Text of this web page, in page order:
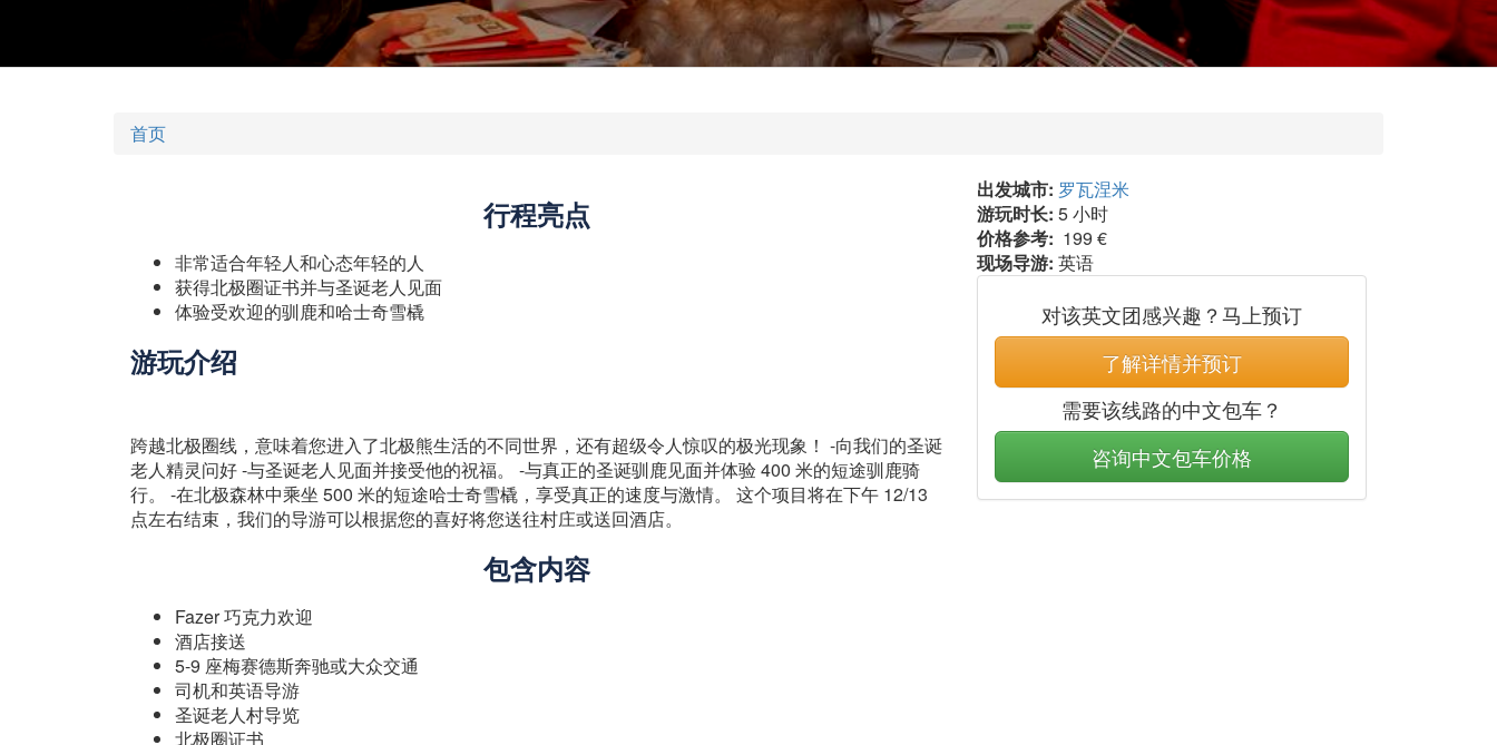
首页
行程亮点
非常适合年轻人和心态年轻的人
获得北极圈证书并与圣诞老人见面
体验受欢迎的驯鹿和哈士奇雪橇
游玩介绍
跨越北极圈线，意味着您进入了北极熊生活的不同世界，还有超级令人惊叹的极光现象！ -向我们的圣诞
老人精灵问好 -与圣诞老人见面并接受他的祝福。 -与真正的圣诞驯鹿见面并体验 400 米的短途驯鹿骑
行。 -在北极森林中乘坐 500 米的短途哈士奇雪橇，享受真正的速度与激情。 这个项目将在下午 12/13
点左右结束，我们的导游可以根据您的喜好将您送往村庄或送回酒店。
包含内容
Fazer 巧克力欢迎
酒店接送
5-9 座梅赛德斯奔驰或大众交通
司机和英语导游
圣诞老人村导览
北极圈证书
出发城市: 罗瓦涅米
游玩时长: 5 小时
价格参考: 199 €
现场导游: 英语
对该英文团感兴趣？马上预订
了解详情并预订
需要该线路的中文包车？
咨询中文包车价格